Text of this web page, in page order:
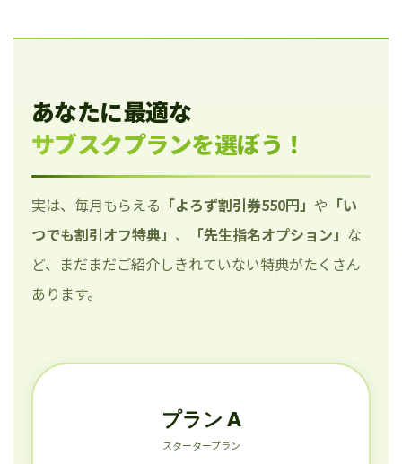
あなたに最適な
サブスクプランを選ぼう！
実は、毎月もらえる 「よろず割引券550円」 や 「い
つでも割引オフ特典」 、 「先生指名オプション」 な
ど、まだまだご紹介しきれていない特典がたくさん
あります。
プラン A
スタータープラン